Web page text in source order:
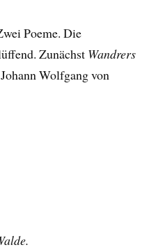
Poeme. Die
Zunächst Wandrers
Wolfgang von